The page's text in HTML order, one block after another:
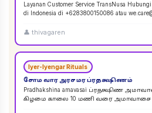
Layanan Customer Service TransNusa
di Indonesia di +6283800150086 atau
👤 thivagaren
Iyer-Iyengar Rituals
சோம வார அரச மர ப்ரதக்ஷிணம்
Pradhakshina amavasai ப்ரதக்ஷிண அமாவாசை 02-09-2024 திங்கட்
கிழமை காலை 10 மணி வரை அமாவாசை